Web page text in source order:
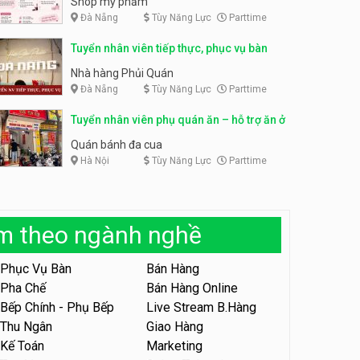
trực page, thu ngân parttime
GRAVI ESCAPE ROOM
Tuyển nhân viên bán hàng,
KIBO KIDS
Tuyển nhân viên edit ảnh,
Công ty
Tuyển nhân viên tiếp thực,
Tuyển nhân viên phục vụ ca
tối – quán kem dừa
Quán kem dừa
Tuyển nhân viên phụ bếp –
Bún Đậu Mắm Tôm – Bếp
Bún Đậu Mắm Tôm - Bếp Tiên
Đà Nẵng Tùy Năng Lực Parttime
Tuyển nhân viên tiếp thực, phục vụ bàn
Nhà hàng Phủi Quán
Đà Nẵng Tùy Năng Lực Parttime
Tuyển nhân viên phụ quán ăn – hỗ trợ ăn ở
Quán bánh đa cua
Hà Nội Tùy Năng Lực Parttime
theo ngành nghề
Phục Vụ Bàn
Bán Hàng
Pha Chế
Bán Hàng Online
Bếp Chính - Phụ Bếp
Live Stream B.Hàng
Thu Ngân
Giao Hàng
Kế Toán
Marketing